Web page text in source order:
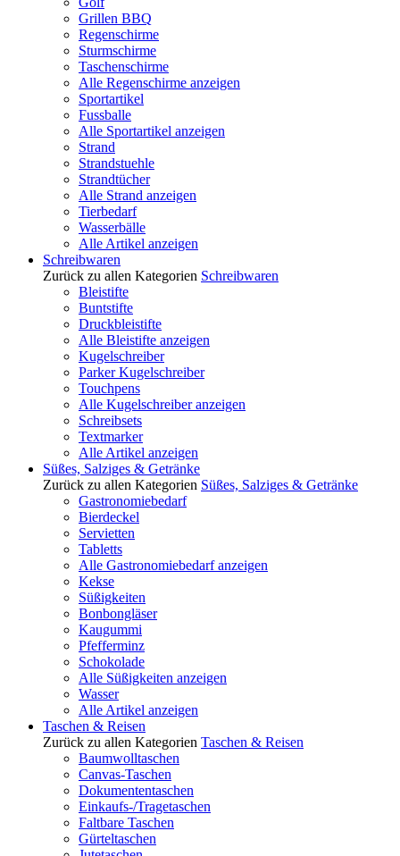
Grillen BBQ
Regenschirme
Sturmschirme
Taschenschirme
Alle Regenschirme anzeigen
Sportartikel
Fussballe
Alle Sportartikel anzeigen
Strand
Strandstuehle
Strandtücher
Alle Strand anzeigen
Tierbedarf
Wasserbälle
Alle Artikel anzeigen
Schreibwaren
Zurück zu allen Kategorien Schreibwaren
Bleistifte
Buntstifte
Druckbleistifte
Alle Bleistifte anzeigen
Kugelschreiber
Parker Kugelschreiber
Touchpens
Alle Kugelschreiber anzeigen
Schreibsets
Textmarker
Alle Artikel anzeigen
Süßes, Salziges & Getränke
Zurück zu allen Kategorien Süßes, Salziges & Getränke
Gastronomiebedarf
Bierdeckel
Servietten
Tabletts
Alle Gastronomiebedarf anzeigen
Kekse
Süßigkeiten
Bonbongläser
Kaugummi
Pfefferminz
Schokolade
Alle Süßigkeiten anzeigen
Wasser
Alle Artikel anzeigen
Taschen & Reisen
Zurück zu allen Kategorien Taschen & Reisen
Baumwolltaschen
Canvas-Taschen
Dokumententaschen
Einkaufs-/Tragetaschen
Faltbare Taschen
Gürteltaschen